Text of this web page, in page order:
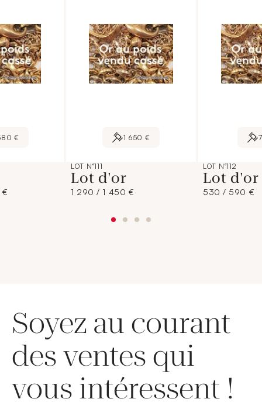
€ 1 650 €
LOT N°111
Lot d'or
1 290 / 1 450 €
LOT N°112
Lot d'or
530 / 590 €
Soyez au courant
des ventes qui
vous intéressent !